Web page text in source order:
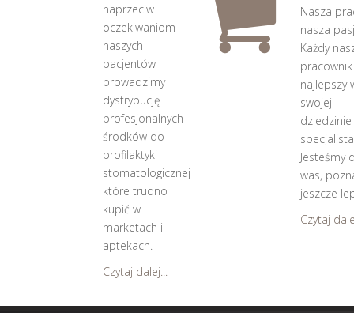
naprzeciw
oczekiwaniom
naszych
pacjentów
prowadzimy
dystrybucję
profesjonalnych
środków do
profilaktyki
stomatologicznej
które trudno
kupić w
marketach i
aptekach.
Czytaj dalej...
Nasza
nasza
Każdy
najlepszy
swojej
dziedzinie
Jesteśmy
was,
jeszcze
Czytaj